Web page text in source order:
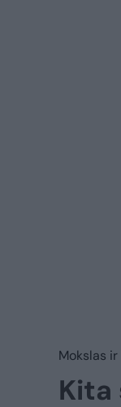
Mokslas ir
Kita